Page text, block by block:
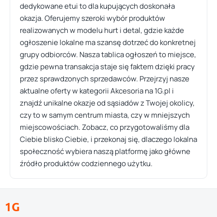
dedykowane etui to dla kupujących doskonała
okazja. Oferujemy szeroki wybór produktów
realizowanych w modelu hurt i detal, gdzie każde
ogłoszenie lokalne ma szansę dotrzeć do konkretnej
grupy odbiorców. Nasza tablica ogłoszeń to miejsce,
gdzie pewna transakcja staje się faktem dzięki pracy
przez sprawdzonych sprzedawców. Przejrzyj nasze
aktualne oferty w kategorii Akcesoria na 1G.pl i
znajdź unikalne okazje od sąsiadów z Twojej okolicy,
czy to w samym centrum miasta, czy w mniejszych
miejscowościach. Zobacz, co przygotowaliśmy dla
Ciebie blisko Ciebie, i przekonaj się, dlaczego lokalna
społeczność wybiera naszą platformę jako główne
źródło produktów codziennego użytku.
1G